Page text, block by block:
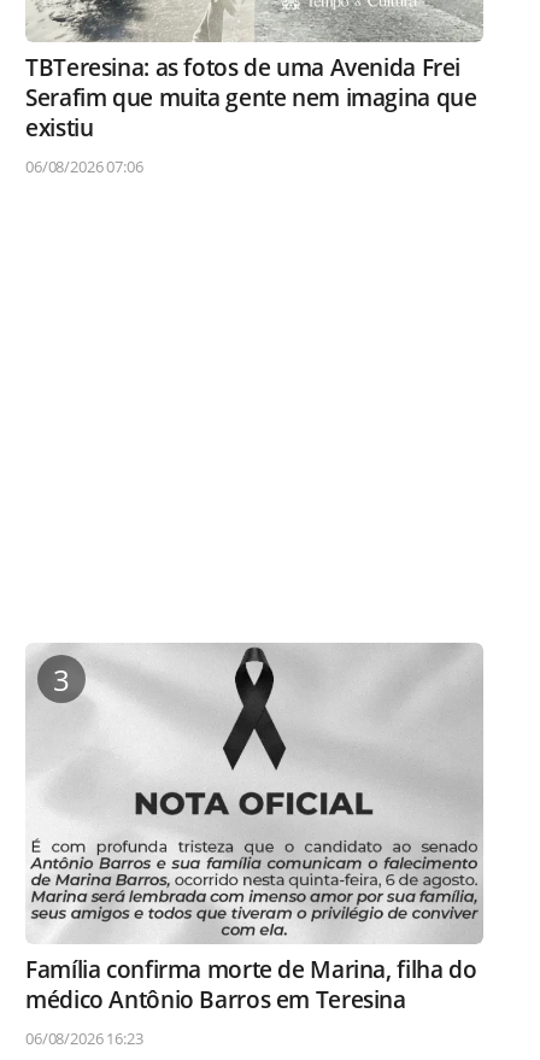
TBTeresina: as fotos de uma Avenida Frei
Serafim que muita gente nem imagina que
existiu
06/08/2026 07:06
3
Família confirma morte de Marina, filha do
médico Antônio Barros em Teresina
06/08/2026 16:23